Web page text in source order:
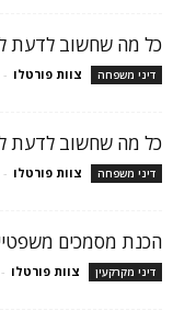
כל מה שחשוב לדעת
דיני משפחה צוות פורטלו -
כל מה שחשוב לדעת
דיני משפחה צוות פורטלו -
הכנת מסמכים
דיני מקרקעין צוות פורטלו -